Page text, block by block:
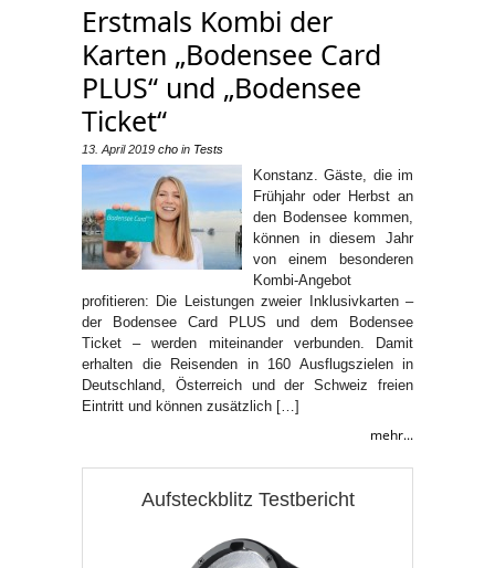
Erstmals Kombi der
Karten „Bodensee Card
PLUS“ und „Bodensee
Ticket“
13. April 2019 cho in Tests
Konstanz. Gäste, die im
Frühjahr oder Herbst an
den Bodensee kommen,
können in diesem Jahr
von einem besonderen
Kombi-Angebot
profitieren: Die Leistungen zweier Inklusivkarten –
der Bodensee Card PLUS und dem Bodensee
Ticket – werden miteinander verbunden. Damit
erhalten die Reisenden in 160 Ausflugszielen in
Deutschland, Österreich und der Schweiz freien
Eintritt und können zusätzlich […]
mehr...
Aufsteckblitz Testbericht